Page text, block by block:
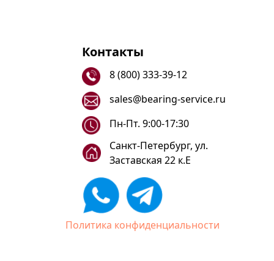
Контакты
8 (800) 333-39-12
sales@bearing-service.ru
Санкт-Петербург, ул.
Заставская 22 к.Е
Пн-Пт. 9:00-17:30
Политика конфиденциальности